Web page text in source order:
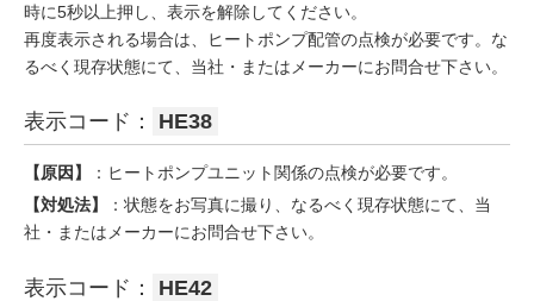
時に5秒以上押し、表示を解除してください。
再度表示される場合は、ヒートポンプ配管の点検が必要です。な
るべく現存状態にて、当社・またはメーカーにお問合せ下さい。
表示コード： HE38
【原因】
：ヒートポンプユニット関係の点検が必要です。
【対処法】
：状態をお写真に撮り、なるべく現存状態にて、当
社・またはメーカーにお問合せ下さい。
表示コード： HE42